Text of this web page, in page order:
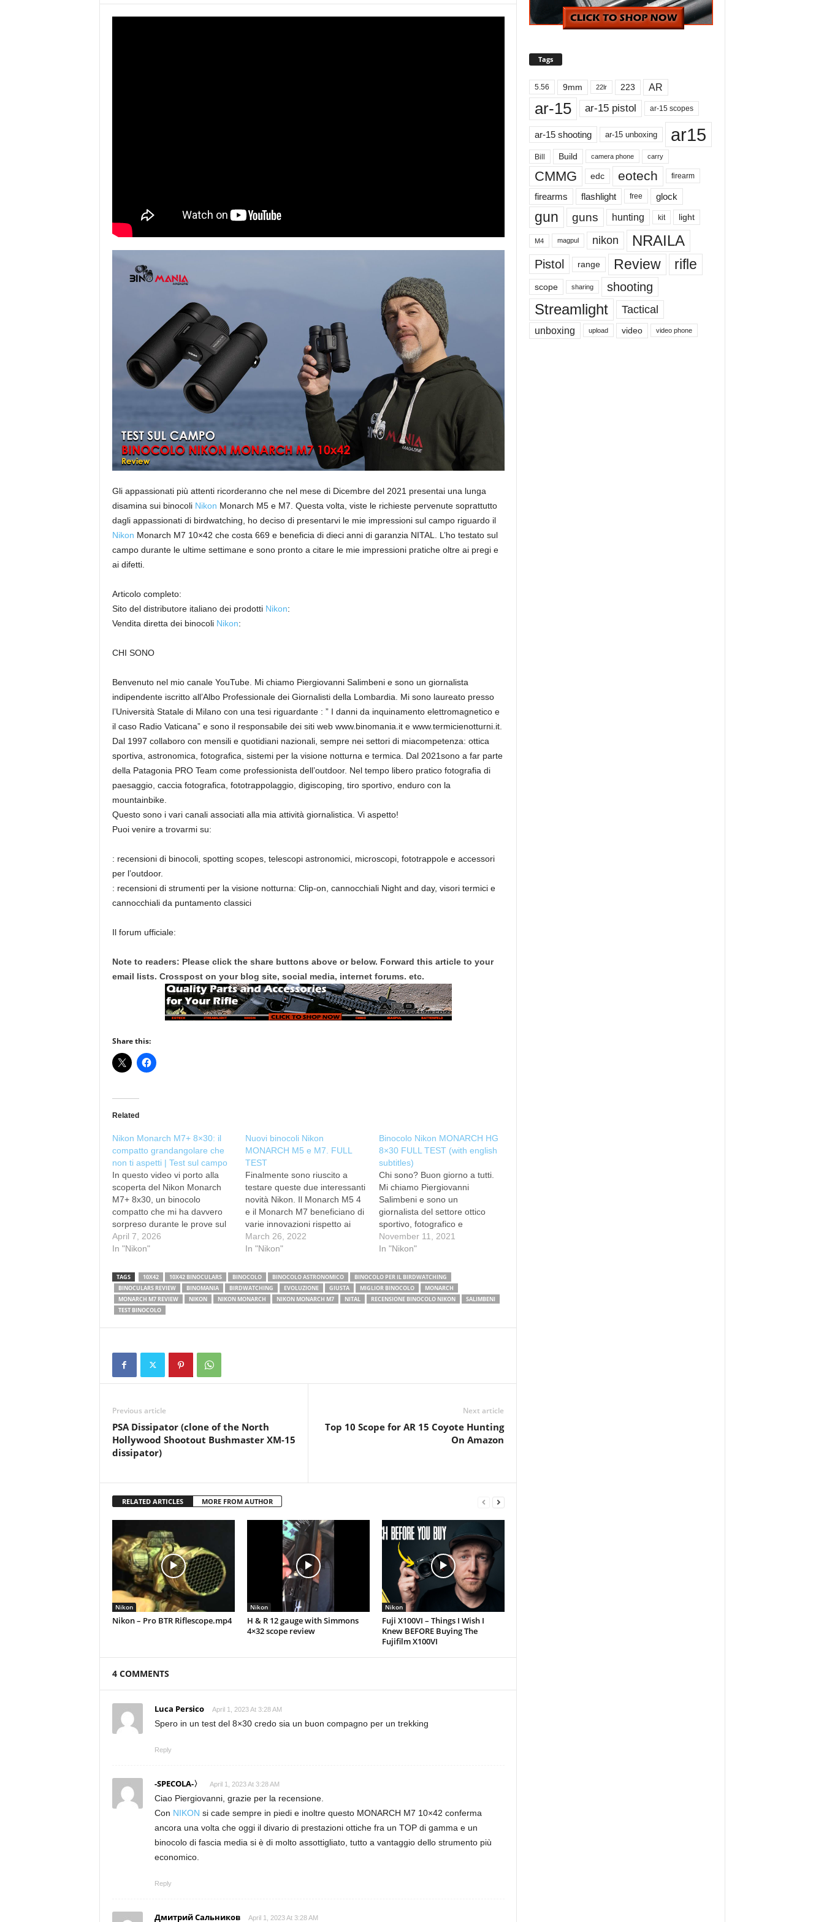
Gli appassionati più attenti ricorderanno che nel mese di Dicembre del 2021 presentai una lunga
disamina sui binocoli Nikon Monarch M5 e M7. Questa volta, viste le richieste pervenute soprattutto
dagli appassionati di birdwatching, ho deciso di presentarvi le mie impressioni sul campo riguardo il
Nikon Monarch M7 10×42 che costa 669 e beneficia di dieci anni di garanzia NITAL. L’ho testato sul
campo durante le ultime settimane e sono pronto a citare le mie impressioni pratiche oltre ai pregi e
ai difetti.
Articolo completo:
Sito del distributore italiano dei prodotti Nikon:
Vendita diretta dei binocoli Nikon:
CHI SONO
Benvenuto nel mio canale YouTube. Mi chiamo Piergiovanni Salimbeni e sono un giornalista
indipendente iscritto all’Albo Professionale dei Giornalisti della Lombardia. Mi sono laureato presso
l’Università Statale di Milano con una tesi riguardante : ” I danni da inquinamento elettromagnetico e
il caso Radio Vaticana” e sono il responsabile dei siti web www.binomania.it e www.termicienotturni.it.
Dal 1997 collaboro con mensili e quotidiani nazionali, sempre nei settori di miacompetenza: ottica
sportiva, astronomica, fotografica, sistemi per la visione notturna e termica. Dal 2021sono a far parte
della Patagonia PRO Team come professionista dell’outdoor. Nel tempo libero pratico fotografia di
paesaggio, caccia fotografica, fototrappolaggio, digiscoping, tiro sportivo, enduro con la
mountainbike.
Questo sono i vari canali associati alla mia attività giornalistica. Vi aspetto!
Puoi venire a trovarmi su:
: recensioni di binocoli, spotting scopes, telescopi astronomici, microscopi, fototrappole e accessori
per l’outdoor.
: recensioni di strumenti per la visione notturna: Clip-on, cannocchiali Night and day, visori termici e
cannocchiali da puntamento classici
Il forum ufficiale:
Note to readers: Please click the share buttons above or below. Forward this article to your
email lists. Crosspost on your blog site, social media, internet forums. etc.
Share this:
Related
Nikon Monarch M7+ 8×30: il
compatto grandangolare che
non ti aspetti | Test sul campo
In questo video vi porto alla
scoperta del Nikon Monarch
M7+ 8x30, un binocolo
compatto che mi ha davvero
sorpreso durante le prove sul
campo. Negli ultimi mesi ho
avuto modo di utilizzarlo in
birdwatching all’osservazione
paesaggistica fino a qualche
uscita sotto il cielo stellato, e
posso…
April 7, 2026
In "Nikon"
Nuovi binocoli Nikon
MONARCH M5 e M7. FULL
TEST
Finalmente sono riuscito a
testare queste due interessanti
novità Nikon. Il Monarch M5 4
e il Monarch M7 beneficiano di
varie innovazioni rispetto ai
modelli precedenti tra cui l'
ampio campo di vista (M7) e le
costa 419 euro mentre il
Monarch M7 ne costa …
March 26, 2022
In "Nikon"
Binocolo Nikon MONARCH HG
8×30 FULL TEST (with english
subtitles)
Chi sono? Buon giorno a tutti.
Mi chiamo Piergiovanni
Salimbeni e sono un
giornalista del settore ottico
sportivo, fotografico e
astronomico. Sono il
responsabile del magazine on-
iniziato a scrivere sulle riviste
di astronomia nel 1997 per poi
collaborare con quelle di
November 11, 2021
In "Nikon"
TAGS 10X42 10X42 BINOCULARS BINOCOLO BINOCOLO ASTRONOMICO
BINOCOLO PER IL BIRDWATCHING
BINOCULARS REVIEW
BINOMANIA BIRDWATCHING EVOLUZIONE GIUSTA MIGLIOR BINOCOLO
MONARCH
MONARCH M7 REVIEW
NIKON NIKON MONARCH NIKON MONARCH M7 NITAL RECENSIONE BINOCOLO NIKON
SALIMBENI
TEST BINOCOLO
Previous article
PSA Dissipator (clone of the North
Hollywood Shootout Bushmaster XM-15
dissipator)
Next article
Top 10 Scope for AR 15 Coyote Hunting
On Amazon
RELATED ARTICLES MORE FROM AUTHOR
Nikon
Nikon – Pro BTR Riflescope.mp4
Nikon
H & R 12 gauge with Simmons
4×32 scope review
Nikon
Fuji X100VI – Things I Wish I
Knew BEFORE Buying The
Fujifilm X100VI
4 COMMENTS
Luca Persico April 1, 2023 At 3:28 AM
Spero in un test del 8×30 credo sia un buon compagno per un trekking
Reply
-SPECOLA-〉 April 1, 2023 At 3:28 AM
Ciao Piergiovanni, grazie per la recensione.
Con NIKON si cade sempre in piedi e inoltre questo MONARCH M7 10×42 conferma
ancora una volta che oggi il divario di prestazioni ottiche fra un TOP di gamma e un
binocolo di fascia media si è di molto assottigliato, tutto a vantaggio dello strumento più
economico.
Reply
Дмитрий Сальников April 1, 2023 At 3:28 AM
Tags
5.56 9mm 22lr 223 AR
ar-15 ar-15 pistol ar-15 scopes
ar-15 shooting ar-15 unboxing ar15
Bill Build camera phone carry
CMMG edc eotech firearm
firearms flashlight free glock
gun guns hunting kit light
M4 magpul nikon NRAILA
Pistol range Review rifle
scope sharing shooting
Streamlight Tactical
unboxing upload video video phone